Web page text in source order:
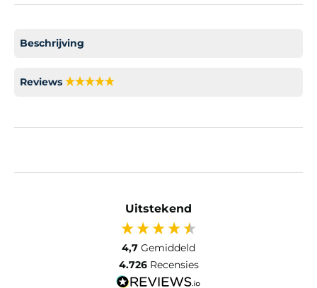
Beschrijving
Reviews
Uitstekend
4,7 Gemiddeld
4.726 Recensies